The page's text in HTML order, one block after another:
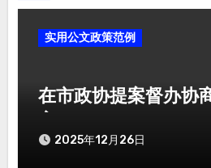
实用公文政策范例
在市政协提案督办协
2025年12月26日